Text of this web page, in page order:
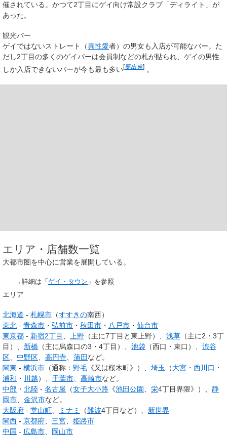
催されている。かつて2丁目にゲイ向け常設クラブ「ディライト」が
あった。
観光バー
ゲイではないストレート（異性愛者）の男女も入店が可能なバー。た
だし2丁目の多くのゲイバーは会員制などの札が貼られ、ゲイの男性
しか入店できないバーが今も最も多い[要出典] 。
エリア・店舗数一覧
大都市圏を中心に営業を展開している。
→詳細は「ゲイ・タウン 」を参照
エリア
北海道 - 札幌市 （すすきの南西）
東北 - 青森市 ・ 弘前市 ・ 秋田市 ・ 八戸市 ・ 仙台市
東京都 - 新宿2丁目 上野 （主に7丁目と東上野）、 浅草 （主に2・3丁
目）、 新橋 （主に烏森口の3・4丁目）、 池袋 （西口・東口）、 渋谷
区
中野区 高円寺 蒲田 など。
関東 - 横浜市 （通称： 野毛 《又は桜木町》）、 埼玉 （大宮 ・ 西川口 ・
浦和 ・ 川越）、 千葉市 高崎市など。
中部 ・ 北陸 - 名古屋 （女子大小路 《池田公園 栄4丁目界隈》）、 静
岡市
金沢市など。
大阪府 - 堂山町 ミナミ （難波4丁目など）、 新世界
関西 - 京都府 三宮
姫路市
中国 - 広島市
岡山市